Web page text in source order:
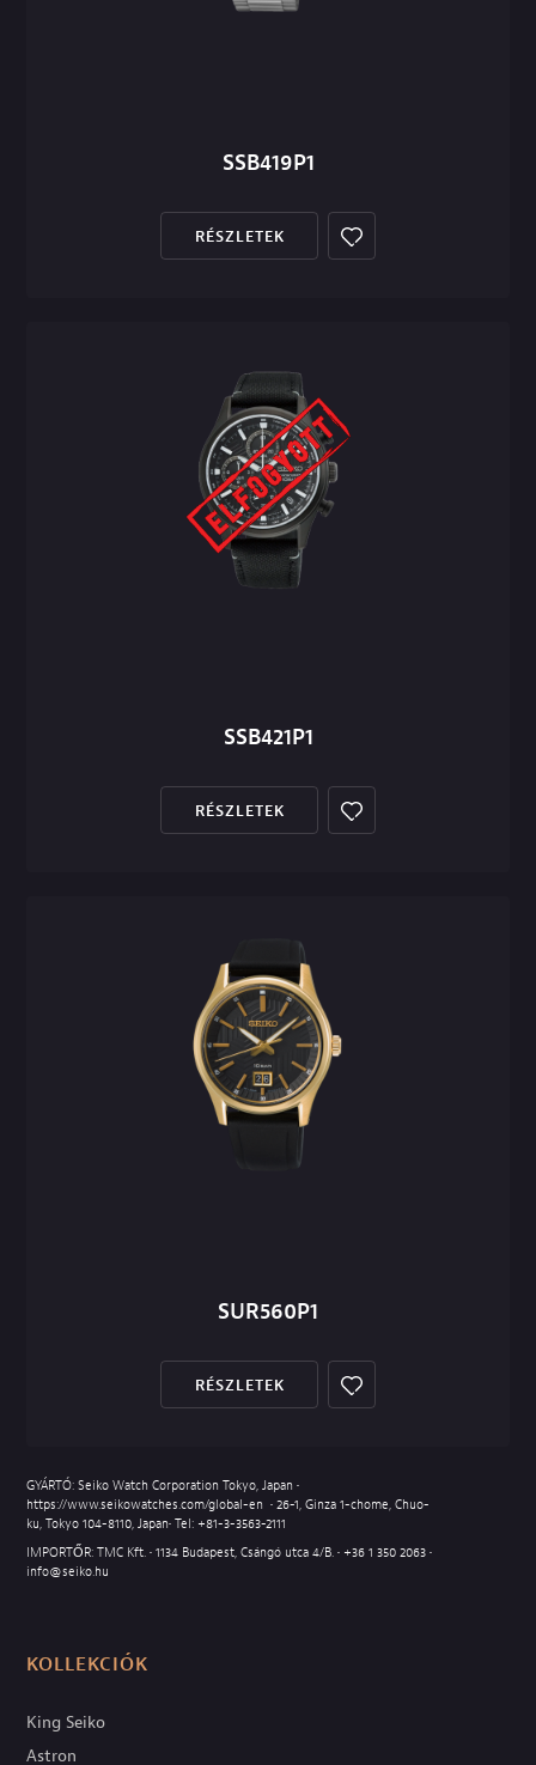
SSB419P1
RÉSZLETEK
SSB421P1
RÉSZLETEK
SUR560P1
RÉSZLETEK
GYÁRTÓ: Seiko Watch Corporation Tokyo, Japan •
https://www.seikowatches.com/global-en • 26-1, Ginza 1-chome, Chuo-
ku, Tokyo 104-8110, Japan• Tel: +81-3-3563-2111
IMPORTŐR: TMC Kft. • 1134 Budapest, Csángó utca 4/B. • +36 1 350 2063 •
info@seiko.hu
KOLLEKCIÓK
King Seiko
Astron